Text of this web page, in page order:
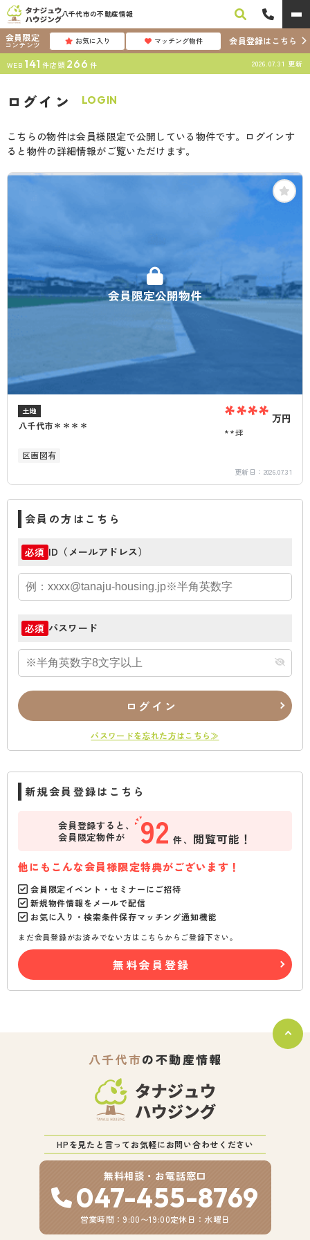
八千代市の不動産情報
会員限定
コンテンツ お気に入り マッチング物件 会員登録はこちら
WEB 141 件店頭 266 件 2026.07.31 更新
ログイン LOGIN
こちらの物件は会員様限定で公開している物件です。ログインす
ると物件の詳細情報がご覧いただけます。
会員限定公開物件
土地
八千代市＊＊＊＊ **** 万円
**坪
区画図有
更新日： 2026.07.31
会員の方はこちら
必須 ID（メールアドレス）
必須 パスワード
ログイン
パスワードを忘れた方はこちら≫
新規会員登録はこちら
会員登録すると、
会員限定物件が
92 件、 閲覧可能！
他にもこんな会員様限定特典がございます！
会員限定イベント・セミナーにご招待
新規物件情報をメールで配信
お気に入り・検索条件保存マッチング通知機能
まだ会員登録がお済みでない方はこちらからご登録下さい。
無料会員登録
八千代市の不動産情報
HPを見たと言ってお気軽にお問い合わせください
無料相談・お電話窓口
047-455-8769
営業時間：9:00〜19:00定休日：水曜日